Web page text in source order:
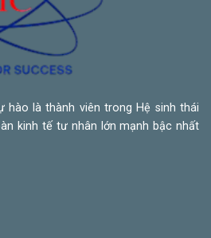
hào là thành viên trong Hệ sinh thái
kinh tế tư nhân lớn mạnh bậc nhất